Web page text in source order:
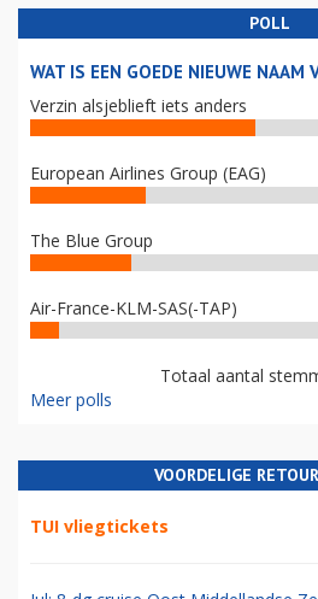
POLL
WAT IS EEN GOEDE NIEUWE NAAM
Verzin alsjeblieft iets anders
European Airlines Group (EAG)
The Blue Group
Air-France-KLM-SAS(-TAP)
Totaal aantal
Meer polls
VOORDELIGE
TUI vliegtickets